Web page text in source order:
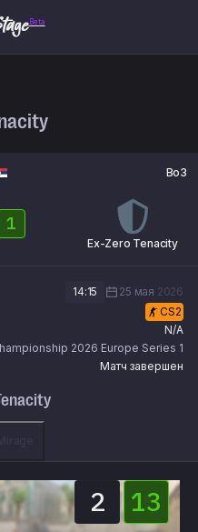
Beta
Bo3
1
Ex-Zero Tenacity
14:15 25 мая 2026
CS2
N/A
2026 Europe Series 1
Матч завершен
2 : 13